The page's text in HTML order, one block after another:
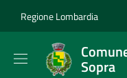
Regione Lombardia
Sopra